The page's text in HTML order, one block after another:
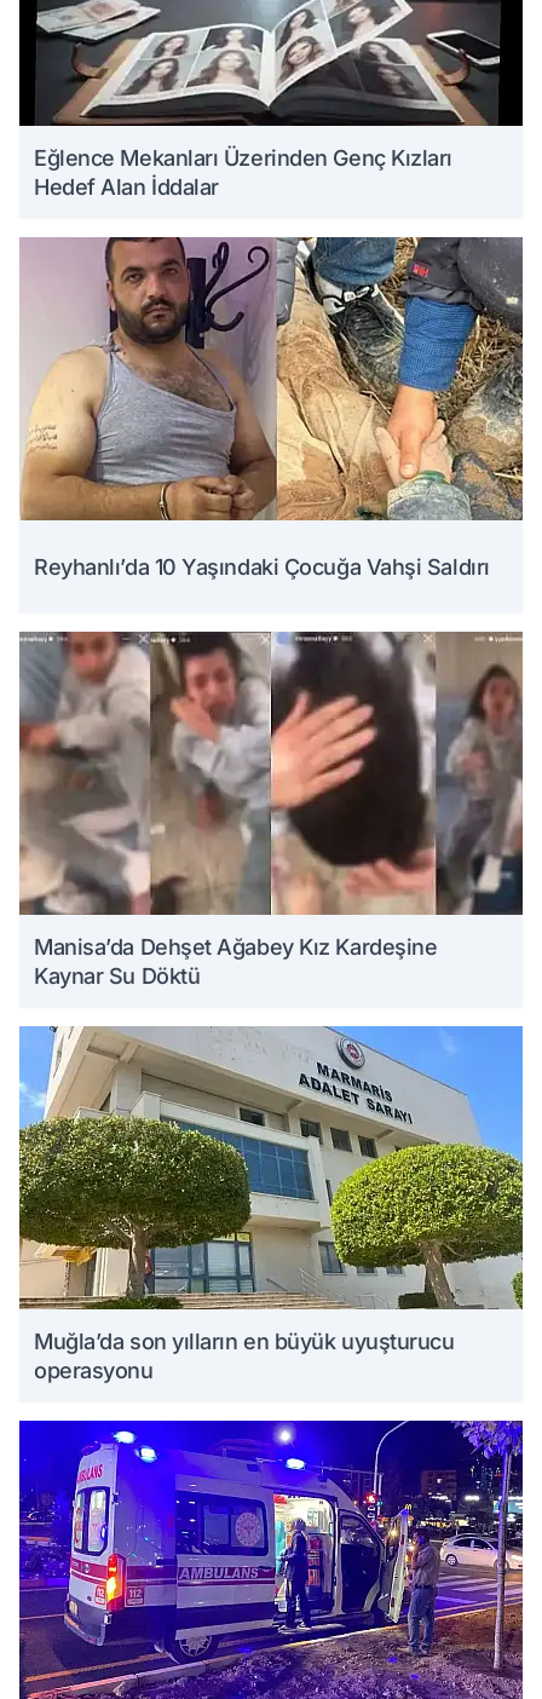
Eğlence Mekanları Üzerinden Genç Kızları
Hedef Alan İddalar
Reyhanlı’da 10 Yaşındaki Çocuğa Vahşi Saldırı
Manisa’da Dehşet Ağabey Kız Kardeşine
Kaynar Su Döktü
Muğla’da son yılların en büyük uyuşturucu
operasyonu